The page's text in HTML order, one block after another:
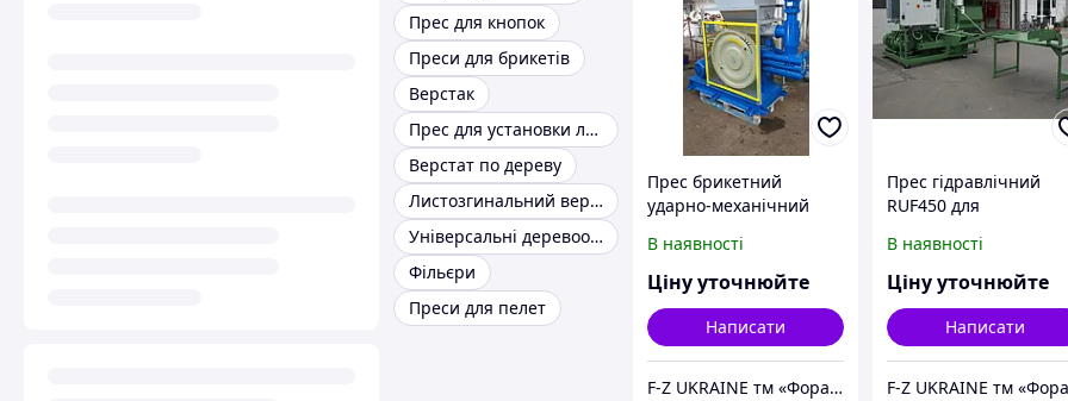
Прес для кнопок
Преси для брикетів
Верстак
Прес для установки люверсів
Верстат по дереву
Листозгинальний верстат
Універсальні деревообробні верстати
Фільєри
Преси для пелет
Прес брикетний
ударно-механічний
В наявності
Ціну уточнюйте
Написати
F-Z UKRAINE тм «Фора Захід»
Прес гідравлічний
RUF450 для
В наявності
Ціну уточнюйте
Написати